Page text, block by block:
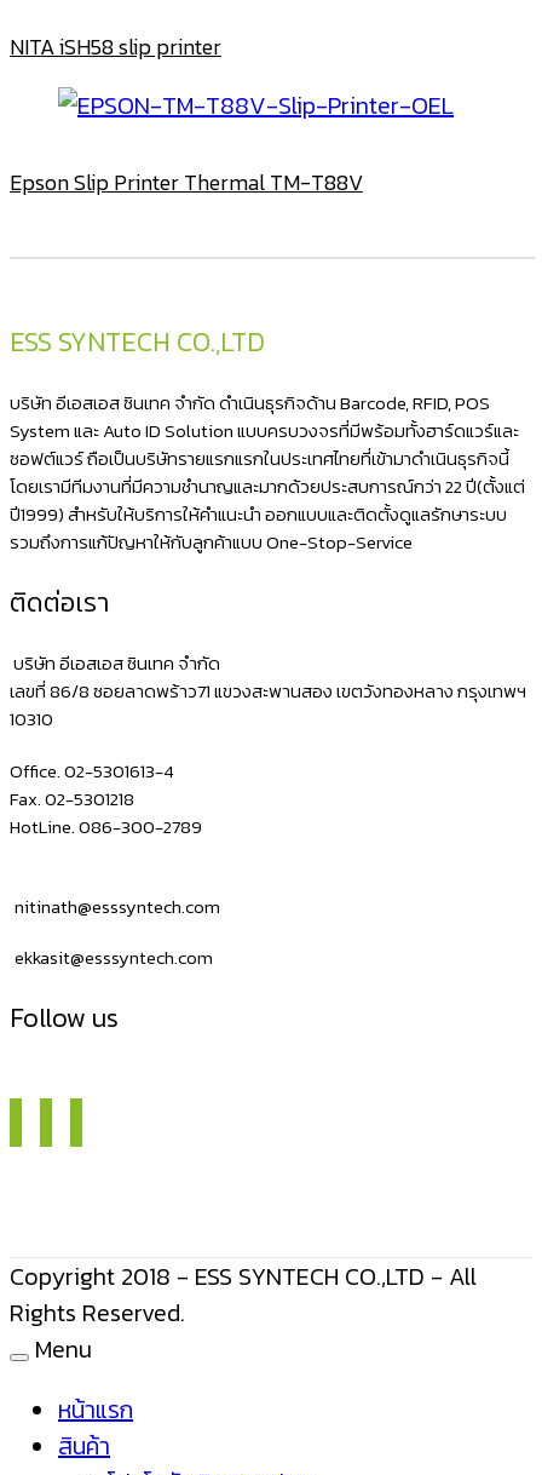
NITA iSH58 slip printer
Epson Slip Printer Thermal TM-T88V
ESS SYNTECH CO.,LTD
บริษัท อีเอสเอส ซินเทค จำกัด ดำเนินธุรกิจด้าน Barcode, RFID, POS
System และ Auto ID Solution แบบครบวงจรที่มีพร้อมทั้งฮาร์ดแวร์และ
ซอฟต์แวร์ ถือเป็นบริษัทรายแรกแรกในประเทศไทยที่เข้ามาดำเนินธุรกิจนี้
โดยเรามีทีมงานที่มีความชำนาญและมากด้วยประสบการณ์กว่า 22 ปี(ตั้งแต่
ปี1999) สำหรับให้บริการให้คำแนะนำ ออกแบบและติดตั้งดูแลรักษาระบบ
รวมถึงการแก้ปัญหาให้กับลูกค้าแบบ One-Stop-Service
ติดต่อเรา
บริษัท อีเอสเอส ซินเทค จำกัด
เลขที่ 86/8 ซอยลาดพร้าว71 แขวงสะพานสอง เขตวังทองหลาง กรุงเทพฯ
10310
Office. 02-5301613-4
Fax. 02-5301218
HotLine. 086-300-2789
nitinath@esssyntech.com
ekkasit@esssyntech.com
Follow us
Copyright 2018 - ESS SYNTECH CO.,LTD - All
Rights Reserved.
Menu
หน้าแรก
สินค้า